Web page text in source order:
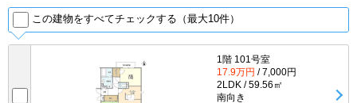
この建物をすべてチェックする（最大10件）
1階 101号室
17.9万円 / 7,000円
2LDK / 59.56㎡
南向き